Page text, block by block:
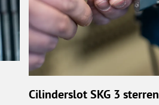
Cilinderslot SKG 3 sterren